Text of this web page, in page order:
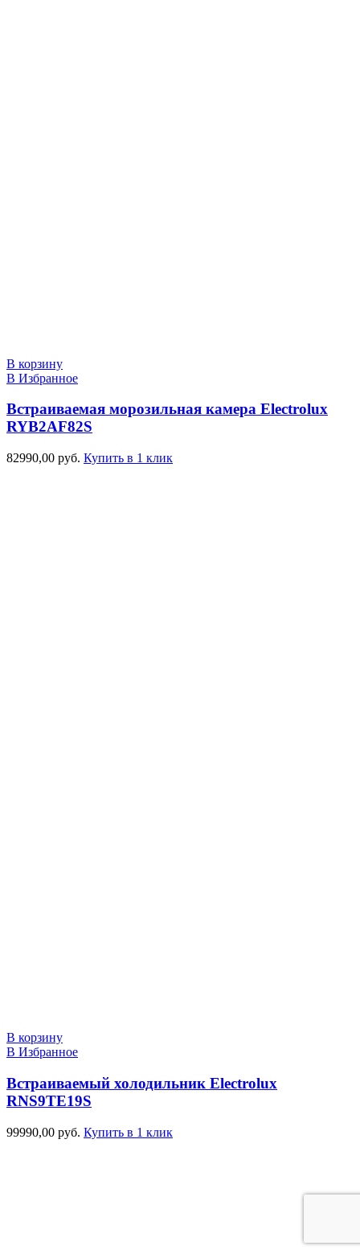
В корзину
В Избранное
Встраиваемая морозильная камера Electrolux
RYB2AF82S
82990,00 руб. Купить в 1 клик
В корзину
В Избранное
Встраиваемый холодильник Electrolux
RNS9TE19S
99990,00 руб. Купить в 1 клик